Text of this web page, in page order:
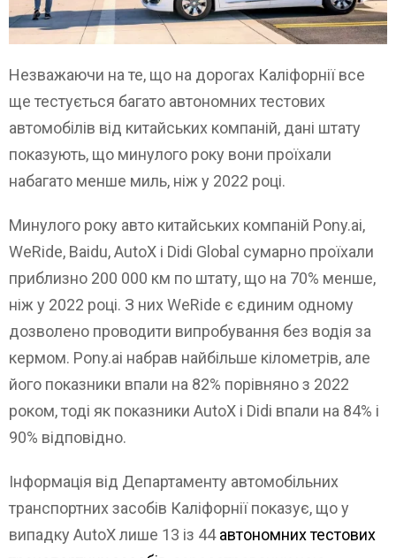
Незважаючи на те, що на дорогах Каліфорнії все
ще тестується багато автономних тестових
автомобілів від китайських компаній, дані штату
показують, що минулого року вони проїхали
набагато менше миль, ніж у 2022 році.
Минулого року авто китайських компаній Pony.ai,
WeRide, Baidu, AutoX і Didi Global сумарно проїхали
приблизно 200 000 км по штату, що на 70% менше,
ніж у 2022 році. З них WeRide є єдиним одному
дозволено проводити випробування без водія за
кермом. Pony.ai набрав найбільше кілометрів, але
його показники впали на 82% порівняно з 2022
роком, тоді як показники AutoX і Didi впали на 84% і
90% відповідно.
Інформація від Департаменту автомобільних
транспортних засобів Каліфорнії показує, що у
випадку AutoX лише 13 із 44автономних тестових